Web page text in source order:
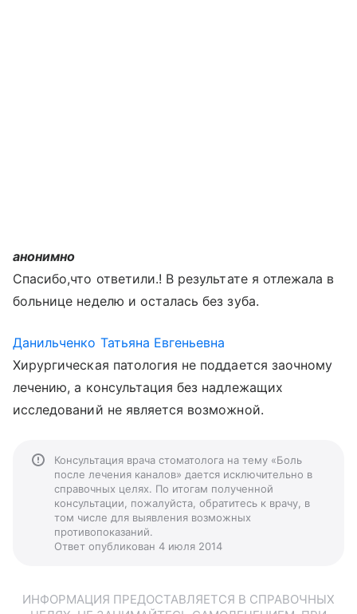
анонимно
Спасибо,что ответили.! В результате я отлежала в
больнице неделю и осталась без зуба.
Данильченко Татьяна Евгеньевна
Хирургическая патология не поддается заочному
лечению, а консультация без надлежащих
исследований не является возможной.
Консультация врача стоматолога на тему «Боль
после лечения каналов» дается исключительно в
справочных целях. По итогам полученной
консультации, пожалуйста, обратитесь к врачу, в
том числе для выявления возможных
противопоказаний.
Ответ опубликован 4 июля 2014
ИНФОРМАЦИЯ ПРЕДОСТАВЛЯЕТСЯ В СПРАВОЧНЫХ